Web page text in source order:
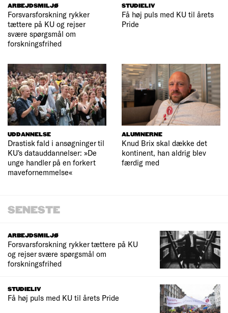
ARBEJDSMILJØ
Forsvarsforskning rykker
tættere på KU og rejser
svære spørgsmål om
forskningsfrihed
STUDIELIV
Få høj puls med KU til årets
Pride
UDDANNELSE
Drastisk fald i ansøgninger til
KU's datauddannelser: »De
unge handler på en forkert
mavefornemmelse«
ALUMNERNE
Knud Brix skal dække det
kontinent, han aldrig blev
færdig med
SENESTE
ARBEJDSMILJØ
Forsvarsforskning rykker tættere på KU
og rejser svære spørgsmål om
forskningsfrihed
STUDIELIV
Få høj puls med KU til årets Pride